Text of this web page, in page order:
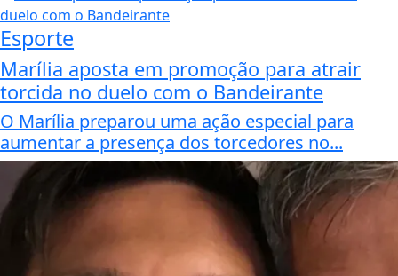
Esporte
Marília aposta em promoção para atrair
torcida no duelo com o Bandeirante
O Marília preparou uma ação especial para
aumentar a presença dos torcedores no...